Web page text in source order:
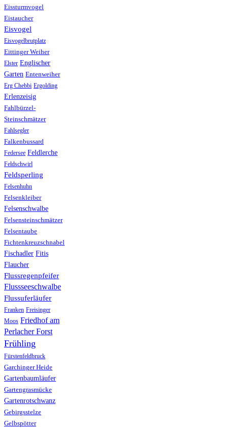
Eissturmvogel
Eistaucher
Eisvogel
Eisvogelbrutplatz
Eittinger Weiher
Elster Englischer
Garten Entenweiher
Erg Chebbi Ergolding
Erlenzeisig
Fahlbürzel-
Steinschmätzer
Fahlsegler
Falkenbussard
Federsee Feldlerche
Feldschwirl
Feldsperling
Felsenhuhn
Felsenkleiber
Felsenschwalbe
Felsensteinschmätzer
Felsentaube
Fichtenkreuzschnabel
Fischadler Fitis
Flaucher
Flussregenpfeifer
Flussseeschwalbe
Flussuferläufer
Franken Freisinger
Moos Friedhof am
Perlacher Forst
Frühling
Fürstenfeldbruck
Garchinger Heide
Gartenbaumläufer
Gartengrasmücke
Gartenrotschwanz
Gebirgsstelze
Gelbspötter